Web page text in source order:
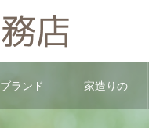
ブランド 家造りの